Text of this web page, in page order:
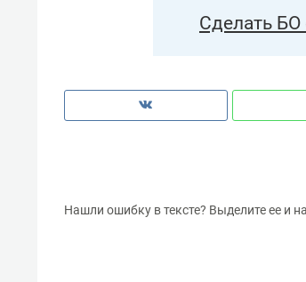
Сделать
Нашли ошибку в тексте? Выделите ее и